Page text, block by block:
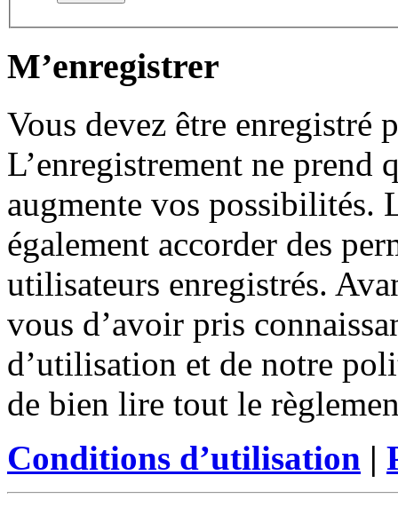
M’enregistrer
Vous devez être enregistré
L’enregistrement ne prend
augmente vos possibilités.
également accorder des
utilisateurs enregistrés.
vous d’avoir pris
d’utilisation et de notre
de bien lire tout le
Conditions d’utilisation |